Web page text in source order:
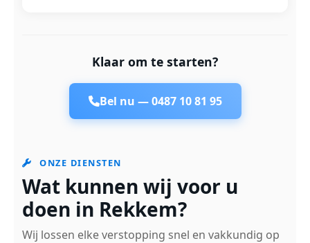
Klaar om te starten?
Bel nu —0487 10 81 95
ONZE DIENSTEN
Wat kunnen wij voor u
doen in Rekkem?
Wij lossen elke verstopping snel en vakkundig op